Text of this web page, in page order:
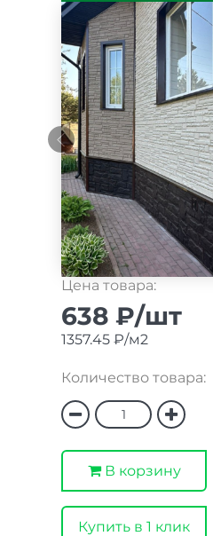
Цена товара:
638 ₽/шт
1357.45 ₽/м2
Количество товара:
В корзину
Купить в 1 клик